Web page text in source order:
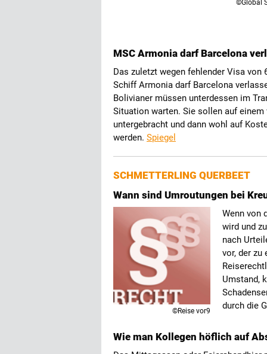
©Global
MSC Armonia darf Barcelona
Das zuletzt wegen fehlender Visa
Schiff Armonia darf Barcelona
Bolivianer müssen unterdessen im
Situation warten. Sie sollen auf
untergebracht und dann wohl auf
werden. Spiegel
SCHMETTERLING QUERBEET
Wann sind Umroutungen bei
©Reise vor9
Wenn von
wird und
nach
vor, der zu
Umstand,
durch die
Wie man Kollegen höflich auf